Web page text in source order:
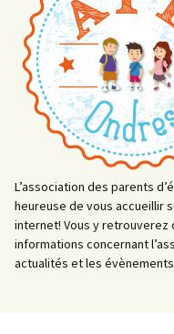
L’association des parents
heureuse de vous accueillir
internet! Vous y retrouverez
informations concernant
actualités et les